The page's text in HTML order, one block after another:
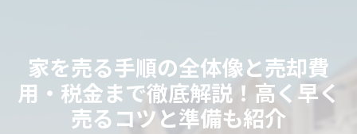
家を売る手順の全体像と売却費
用・税金まで徹底解説！高く早く
売るコツと準備も紹介